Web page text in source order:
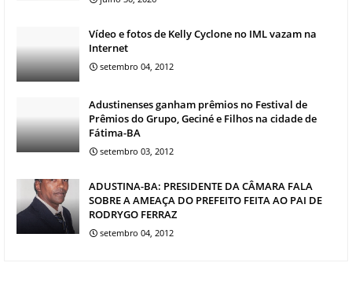
Vídeo e fotos de Kelly Cyclone no IML vazam na
Internet
setembro 04, 2012
Adustinenses ganham prêmios no Festival de
Prêmios do Grupo, Geciné e Filhos na cidade de
Fátima-BA
setembro 03, 2012
ADUSTINA-BA: PRESIDENTE DA CÂMARA FALA
SOBRE A AMEAÇA DO PREFEITO FEITA AO PAI DE
RODRYGO FERRAZ
setembro 04, 2012